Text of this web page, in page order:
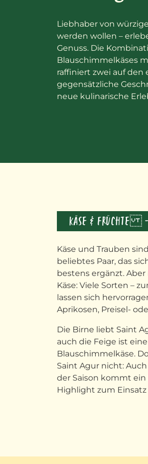
Liebhaber von
werden wollen –
Genuss. Die
Blauschimmelkäses
raffiniert zwei auf den
gegensätzliche
neue kulinarische
Käse und Trauben
beliebtes Paar, das
bestens ergänzt.
Käse: Viele Sorten –
lassen sich
Aprikosen, Preisel-
Die Birne liebt Saint
auch die Feige ist
Blauschimmelkäse.
Saint Agur nicht:
der Saison kommt
Highlight zum